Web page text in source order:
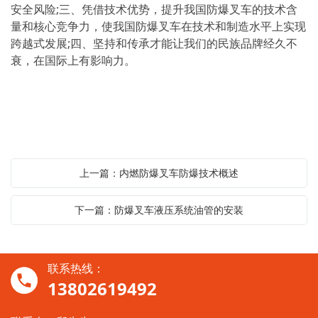
安全风险;三、凭借技术优势，提升我国防爆叉车的技术含
量和核心竞争力，使我国防爆叉车在技术和制造水平上实现
跨越式发展;四、坚持和传承才能让我们的民族品牌经久不
衰，在国际上有影响力。
上一篇：内燃防爆叉车防爆技术概述
下一篇：防爆叉车液压系统油管的安装
联系热线：
13802619492